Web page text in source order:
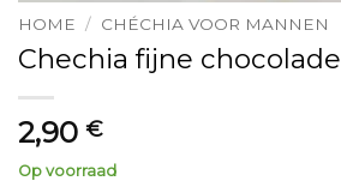
HOME / CHÉCHIA VOOR MANNEN
Chechia fijne chocolade
2,90 €
Op voorraad